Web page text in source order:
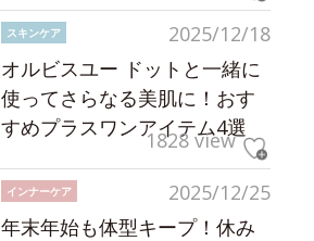
2025/12/18
スキンケア
オルビスユー ドットと一緒に
使ってさらなる美肌に！おす
すめプラスワンアイテム4選
1828 view
2025/12/25
インナーケア
年末年始も体型キープ！休み